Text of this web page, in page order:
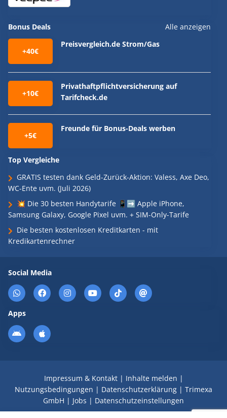
Bonus Deals Alle anzeigen
+40€
Preisvergleich.de Strom/Gas
+10€
Privathaftpflichtversicherung auf
Tarifcheck.de
+5€
Freunde für Bonus-Deals werben
Top Vergleiche
GRATIS testen dank Geld-Zurück-Aktion: Valess, Axe Deo,
WC-Ente uvm. (Juli 2026)
💥 Die 30 besten Handytarife 📱➡️ Apple iPhone,
Samsung Galaxy, Google Pixel uvm. + SIM-Only-Tarife
Die besten kostenlosen Kreditkarten - mit
Kredikartenrechner
Social Media
Apps
Impressum & Kontakt| Inhalte melden |
Nutzungsbedingungen | Datenschutzerklärung | Trimexa
GmbH | Jobs | Datenschutzeinstellungen